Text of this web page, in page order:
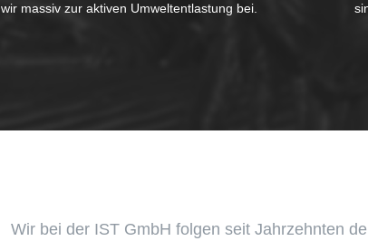
wir massiv zur aktiven Umweltentlastung bei.
Wir bei der IST GmbH folgen seit Jahrzehnten